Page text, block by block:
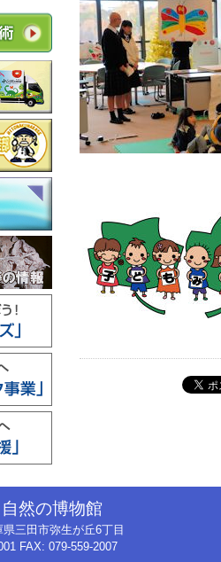
自然の博物館
三田市弥生が丘6丁目
FAX: 079-559-2007